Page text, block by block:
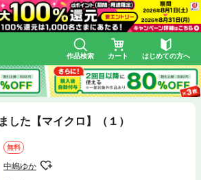
作品検索 カート はじめての方へ
した【マイクロ】（１）
無料
中嶋ゆか